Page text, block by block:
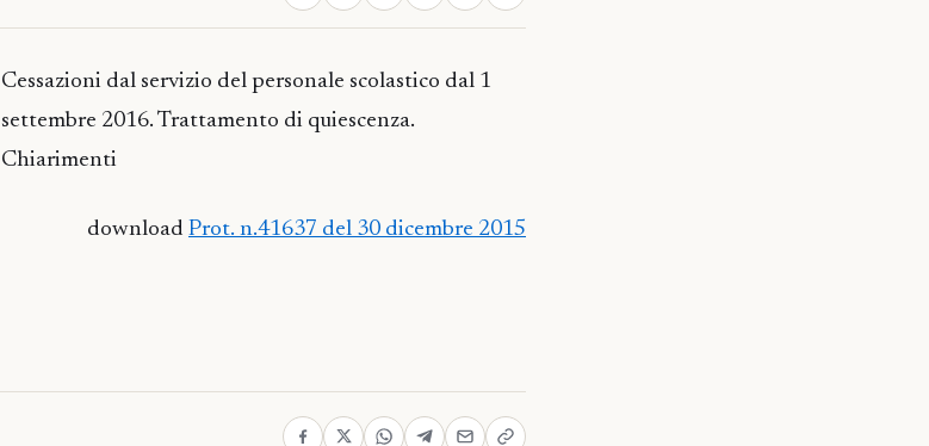
Cessazioni dal servizio del personale scolastico dal 1
settembre 2016. Trattamento di quiescenza.
Chiarimenti
download Prot. n.41637 del 30 dicembre 2015